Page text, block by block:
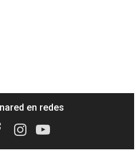
en redes